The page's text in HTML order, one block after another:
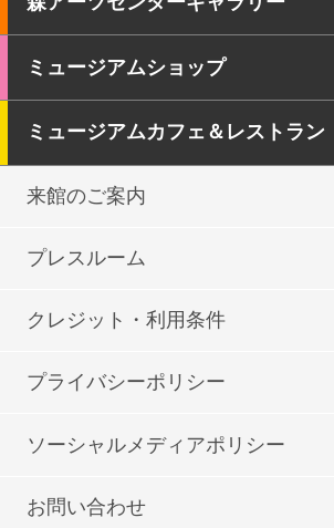
ミュージアムショップ
ミュージアムカフェ＆レストラン
来館のご案内
プレスルーム
クレジット・利用条件
プライバシーポリシー
ソーシャルメディアポリシー
お問い合わせ